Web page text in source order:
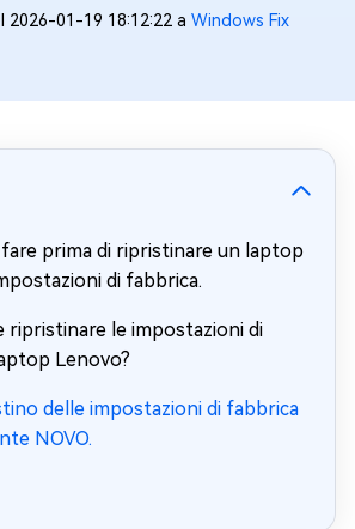
2026-01-19 18:12:22 a Windows Fix
fare prima di ripristinare un laptop
di fabbrica.
ripristinare le impostazioni di
Lenovo?
delle impostazioni di fabbrica
NOVO.